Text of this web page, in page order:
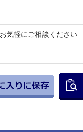
気軽にご相談ください